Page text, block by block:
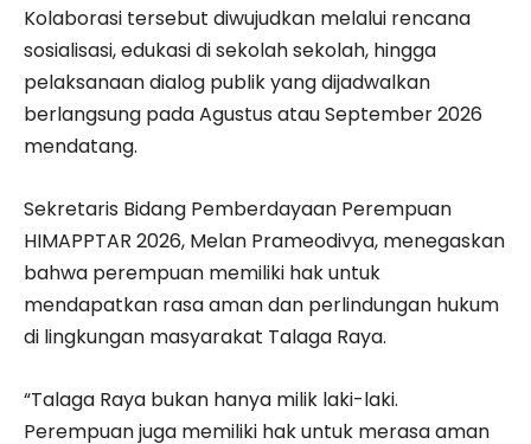
Kolaborasi tersebut diwujudkan melalui rencana
sosialisasi, edukasi di sekolah sekolah, hingga
pelaksanaan dialog publik yang dijadwalkan
berlangsung pada Agustus atau September 2026
mendatang.
Sekretaris Bidang Pemberdayaan Perempuan
HIMAPPTAR 2026, Melan Prameodivya, menegaskan
bahwa perempuan memiliki hak untuk
mendapatkan rasa aman dan perlindungan hukum
di lingkungan masyarakat Talaga Raya.
“Talaga Raya bukan hanya milik laki-laki.
Perempuan juga memiliki hak untuk merasa aman